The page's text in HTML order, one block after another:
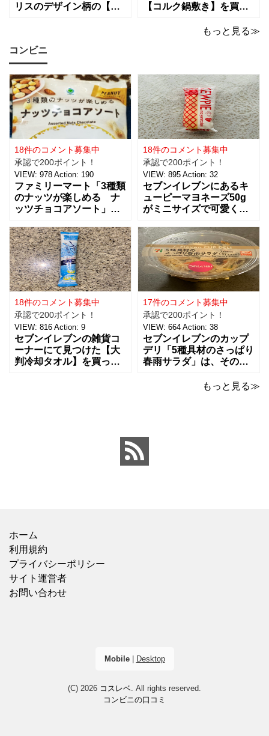
リスのデザイン柄の【包
いました。買えないと思
っていたので嬉しい。 サ
イズは、約幅760㎜ x 高
さ530㎜。2枚入っている
ので
【コルク鍋敷き】を買っ
ている鍋敷きは木製のも
に100円ショップの100円
商品にはなかったため、
こちらのコル
もっと見る≫
コンビニ
18件のコメント募集中
承認で200ポイント！
VIEW: 978 Action: 190
ファミリーマート「3種類
のナッツが楽しめる ナ
ッツチョコアソート」を
て、ワインに合わせた
り、ちょっとした休憩時
間にもおすすめ！！ 税込
238円で、３種類（アー
モンド、ピーナッツ、ヘ
ーゼルナッツ）×４個ずつ
入ったチョコアソ
18件のコメント募集中
承認で200ポイント！
VIEW: 895 Action: 32
セブンイレブンにあるキ
ューピーマヨネーズ50g
がミニサイズで可愛く
した。 お味は容器が小さ
くなっただけで、定番と
同じ味で美味しいです。
マヨネーズは好みがそれ
ぞれあるようなのですけ
ど、私はキューピー派。
ただここ最近は健
18件のコメント募集中
承認で200ポイント！
VIEW: 816 Action: 9
セブンイレブンの雑貨コ
ーナーにて見つけた【大
判冷却タオル】を買って
17件のコメント募集中
承認で200ポイント！
VIEW: 664 Action: 38
セブンイレブンのカップ
デリ「5種具材のさっぱり
春雨サラダ」は、その名
わいで、食欲がないとき
した食感と、具材
もっと見る≫
ホーム
利用規約
プライバシーポリシー
サイト運営者
お問い合わせ
Mobile| Desktop
(C) 2026 コスレベ . All rights reserved.
コンビニの口コミ